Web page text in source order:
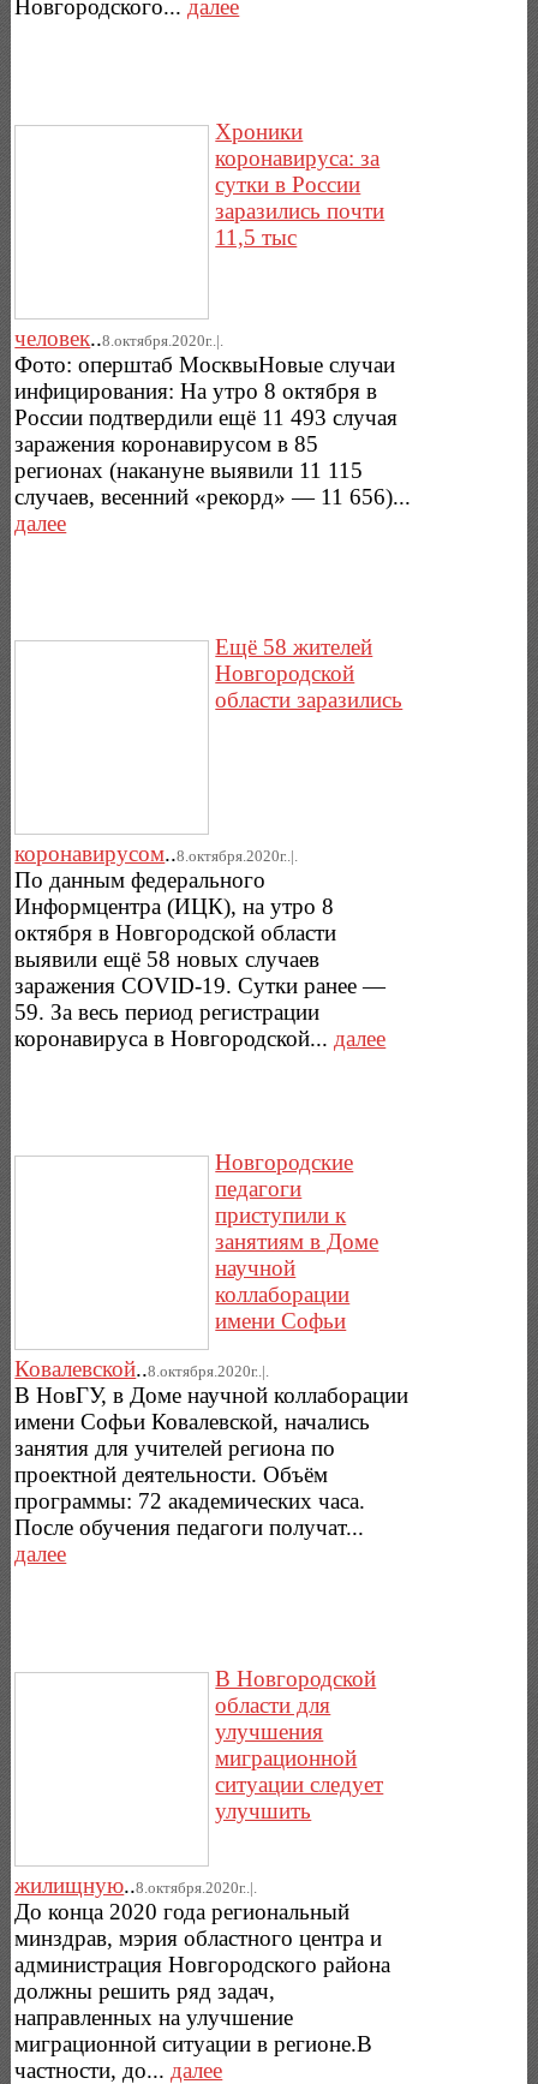
Новгородского...далее
Хроники
коронавируса: за
сутки в России
заразились почти
11,5 тыс
человек..8.октября.2020г..|.
Фото: оперштаб МосквыНовые случаи
инфицирования: На утро 8 октября в
России подтвердили ещё 11 493 случая
заражения коронавирусом в 85
регионах (накануне выявили 11 115
случаев, весенний «рекорд» — 11 656)...
далее
Ещё 58 жителей
Новгородской
области заразились
коронавирусом..8.октября.2020г..|.
По данным федерального
Информцентра (ИЦК), на утро 8
октября в Новгородской области
выявили ещё 58 новых случаев
заражения COVID-19. Сутки ранее —
59. За весь период регистрации
коронавируса в Новгородской... далее
Новгородские
педагоги
приступили к
занятиям в Доме
научной
коллаборации
имени Софьи
Ковалевской..8.октября.2020г..|.
В НовГУ, в Доме научной коллаборации
имени Софьи Ковалевской, начались
занятия для учителей региона по
проектной деятельности. Объём
программы: 72 академических часа.
После обучения педагоги получат...
далее
В Новгородской
области для
улучшения
миграционной
ситуации следует
улучшить
жилищную..8.октября.2020г..|.
До конца 2020 года региональный
минздрав, мэрия областного центра и
администрация Новгородского района
должны решить ряд задач,
направленных на улучшение
миграционной ситуации в регионе.В
частности, до... далее